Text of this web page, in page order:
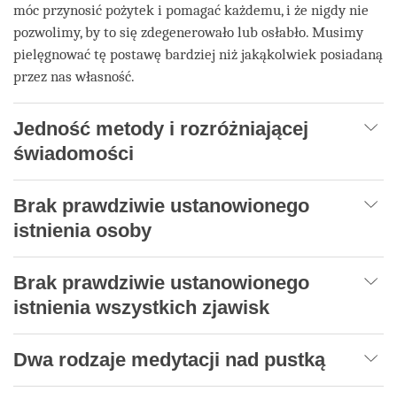
móc przynosić pożytek i pomagać każdemu, i że nigdy nie
pozwolimy, by to się zdegenerowało lub osłabło. Musimy
pielęgnować tę postawę bardziej niż jakąkolwiek posiadaną
przez nas własność.
Jedność metody i rozróżniającej
świadomości
Brak prawdziwie ustanowionego
istnienia osoby
Brak prawdziwie ustanowionego
istnienia wszystkich zjawisk
Dwa rodzaje medytacji nad pustką